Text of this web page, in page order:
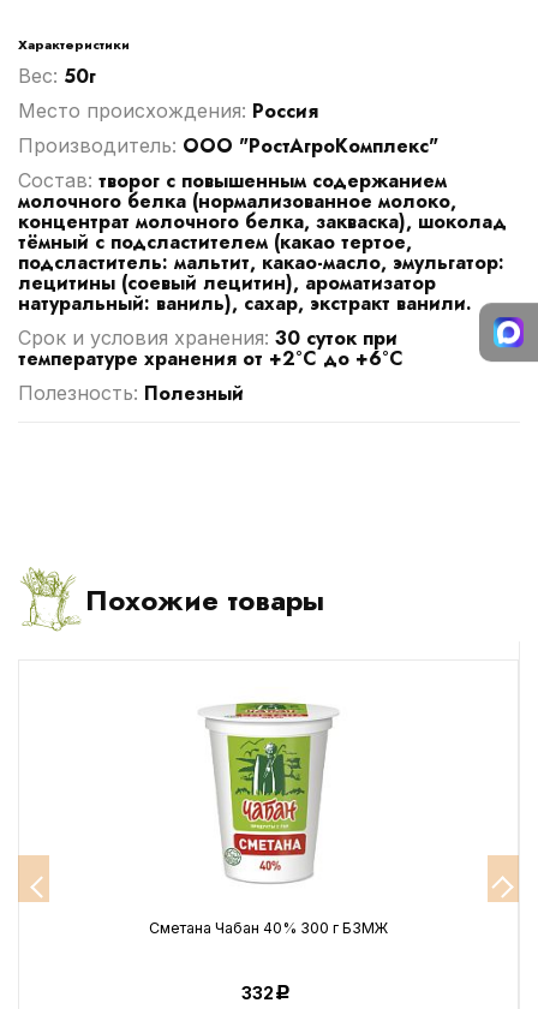
Характеристики
Вес: 50г
Место происхождения: Россия
Производитель: ООО "РостАгроКомплекс"
Cостав: творог с повышенным содержанием
молочного белка (нормализованное молоко,
концентрат молочного белка, закваска), шоколад
тёмный с подсластителем (какао тертое,
подсластитель: мальтит, какао-масло, эмульгатор:
лецитины (соевый лецитин), ароматизатор
натуральный: ваниль), сахар, экстракт ванили.
Срок и условия хранения: 30 суток при
температуре хранения от +2°C до +6°C
Полезность: Полезный
Похожие товары
Сметана Чабан 40% 300 г БЗМЖ
332Р